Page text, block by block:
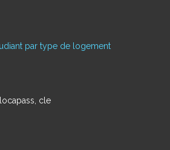
par type de logement
cle